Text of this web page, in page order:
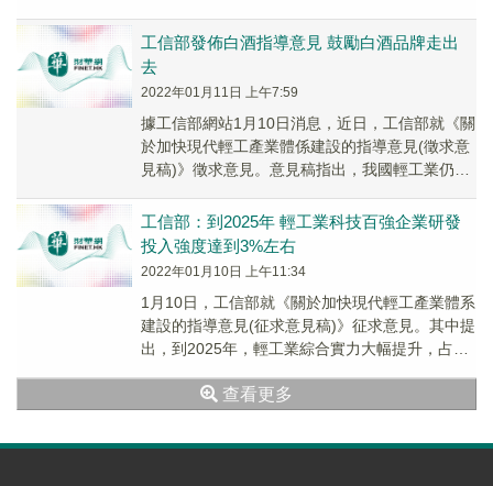
器、高...
工信部發佈白酒指導意見 鼓勵白酒品牌走出
去
2022年01月11日 上午7:59
據工信部網站1月10日消息，近日，工信部就《關
於加快現代輕工產業體係建設的指導意見(徵求意
見稿)》徵求意見。意見稿指出，我國輕工業仍面
知...
工信部：到2025年 輕工業科技百強企業研發
投入強度達到3%左右
2022年01月10日 上午11:34
1月10日，工信部就《關於加快現代輕工產業體系
建設的指導意見(征求意見稿)》征求意見。其中提
出，到2025年，輕工業綜合實力大幅提升，占工
查看更多